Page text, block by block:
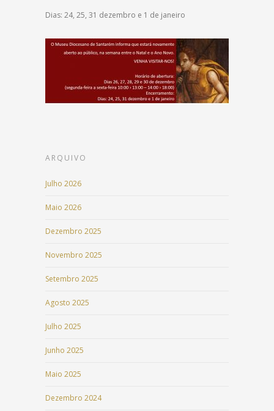
Dias: 24, 25, 31 dezembro e 1 de janeiro
ARQUIVO
Julho 2026
Maio 2026
Dezembro 2025
Novembro 2025
Setembro 2025
Agosto 2025
Julho 2025
Junho 2025
Maio 2025
Dezembro 2024